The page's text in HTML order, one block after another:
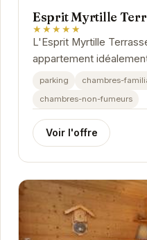
Esprit Myrtille
★★★★★
L'Esprit Myrtille
appartement
une vue imprenable
parking chambres-
chambres-non-fumeurs
Voir l'offre